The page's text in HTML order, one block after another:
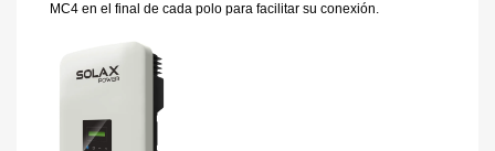
MC4 en el final de cada polo para facilitar su conexión.